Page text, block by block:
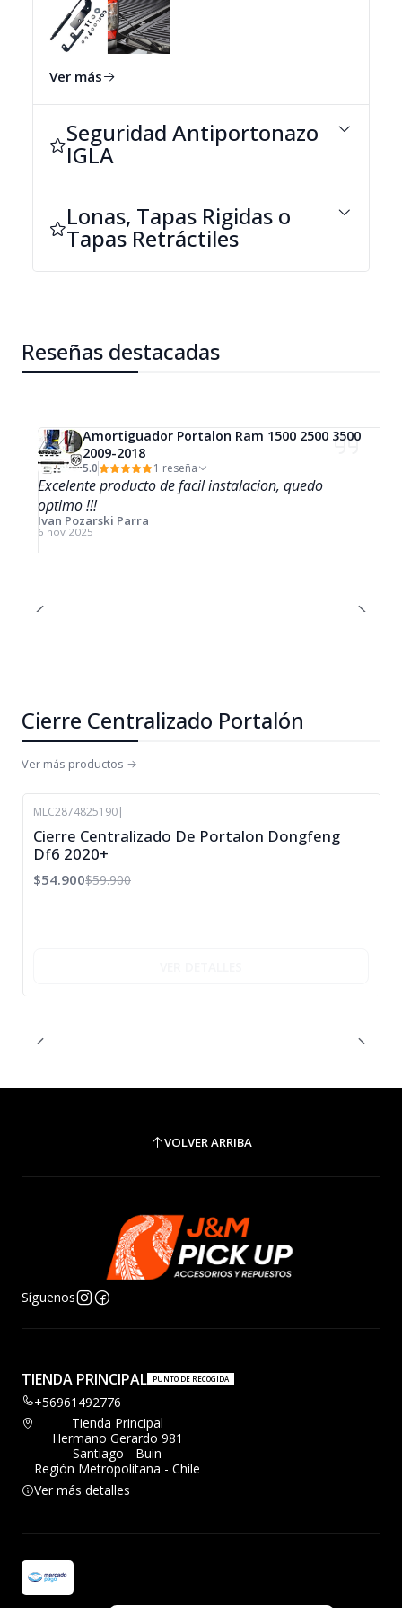
Ver más
Seguridad Antiportonazo
IGLA
Lonas, Tapas Rigidas o
Tapas Retráctiles
Reseñas destacadas
Amortiguador Portalon Ram 1500 2500 3500
2009-2018
5.0 1 reseña
Excelente producto de facil instalacion, quedo
optimo !!!
Ivan Pozarski Parra
6 nov 2025
Cierre Centralizado Portalón
Ver más productos
OFF
MLC2874825190|
Cierre Centralizado De Portalon Dongfeng
Df6 2020+
$54.900$59.900
VOLVER ARRIBA
Síguenos
TIENDA PRINCIPAL PUNTO DE RECOGIDA
+56961492776
Tienda Principal
Hermano Gerardo 981
Santiago - Buin
Región Metropolitana - Chile
Ver más detalles